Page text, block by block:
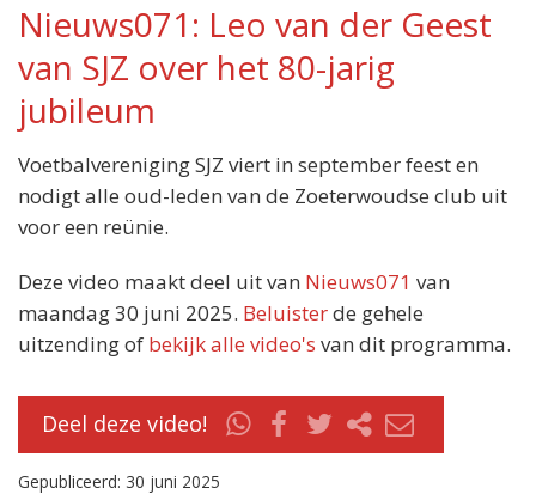
Nieuws071: Leo van der Geest
van SJZ over het 80-jarig
jubileum
Voetbalvereniging SJZ viert in september feest en
nodigt alle oud-leden van de Zoeterwoudse club uit
voor een reünie.
Deze video maakt deel uit van Nieuws071 van
maandag 30 juni 2025. Beluisterde gehele
uitzending of bekijk alle video's van dit programma.
Deel deze video!
Gepubliceerd: 30 juni 2025